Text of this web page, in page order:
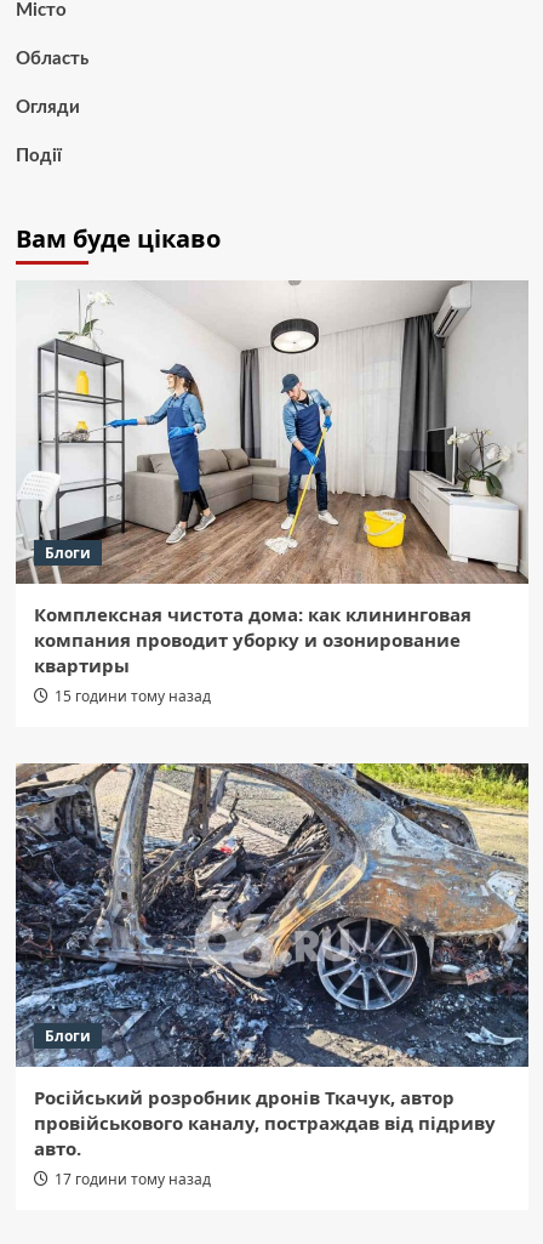
Місто
Область
Огляди
Події
Вам буде цікаво
Блоги
Комплексная чистота дома: как клининговая
компания проводит уборку и озонирование
квартиры
15 години тому назад
Блоги
Російський розробник дронів Ткачук, автор
провійськового каналу, постраждав від підриву
авто.
17 години тому назад